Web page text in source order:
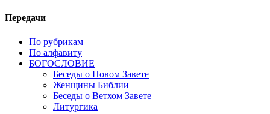
Передачи
По рубрикам
По алфавиту
БОГОСЛОВИЕ
Беседы о Новом Завете
Женщины Библии
Беседы о Ветхом Завете
Литургика